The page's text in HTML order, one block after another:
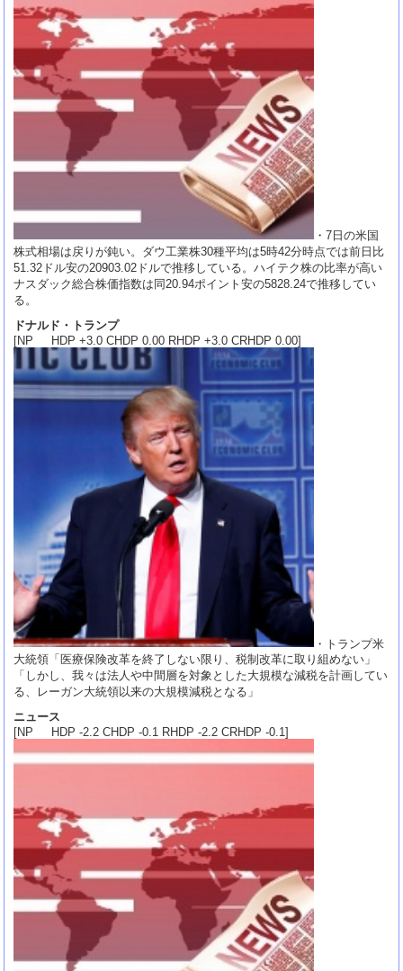
・7日の米国
株式相場は戻りが鈍い。ダウ工業株30種平均は5時42分時点では前日比
51.32ドル安の20903.02ドルで推移している。ハイテク株の比率が高い
ナスダック総合株価指数は同20.94ポイント安の5828.24で推移してい
る。
ドナルド・トランプ
[NP HDP +3.0 CHDP 0.00 RHDP +3.0 CRHDP 0.00]
・トランプ米
大統領「医療保険改革を終了しない限り、税制改革に取り組めない」
「しかし、我々は法人や中間層を対象とした大規模な減税を計画してい
る、レーガン大統領以来の大規模減税となる」
ニュース
[NP HDP -2.2 CHDP -0.1 RHDP -2.2 CRHDP -0.1]